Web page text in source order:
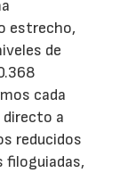
estrecho,
de
cada
directo a
reducidos
filoguiadas,